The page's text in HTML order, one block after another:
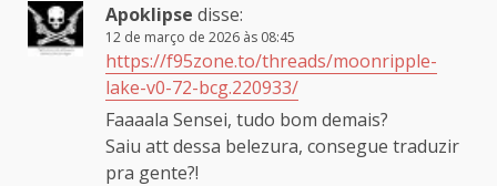
Apoklipse disse:
12 de março de 2026 às 08:45
https://f95zone.to/threads/moonripple-
lake-v0-72-bcg.220933/
Faaaala Sensei, tudo bom demais?
Saiu att dessa belezura, consegue traduzir
pra gente?!